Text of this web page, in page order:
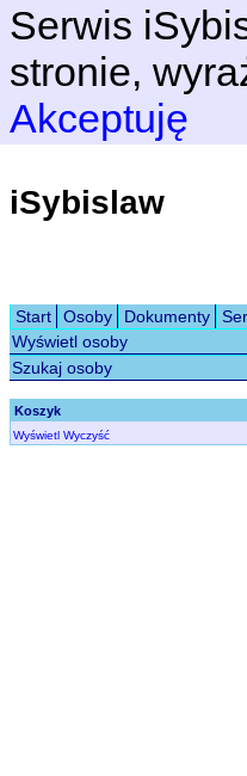
Serwis
stronie,
Akceptuję
iSybislaw
Start Osoby Dokumenty
Wyświetl osoby
Szukaj osoby
Koszyk
Wyświetl Wyczyść